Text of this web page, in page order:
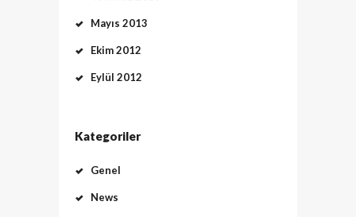
Mayıs 2013
Ekim 2012
Eylül 2012
Kategoriler
Genel
News